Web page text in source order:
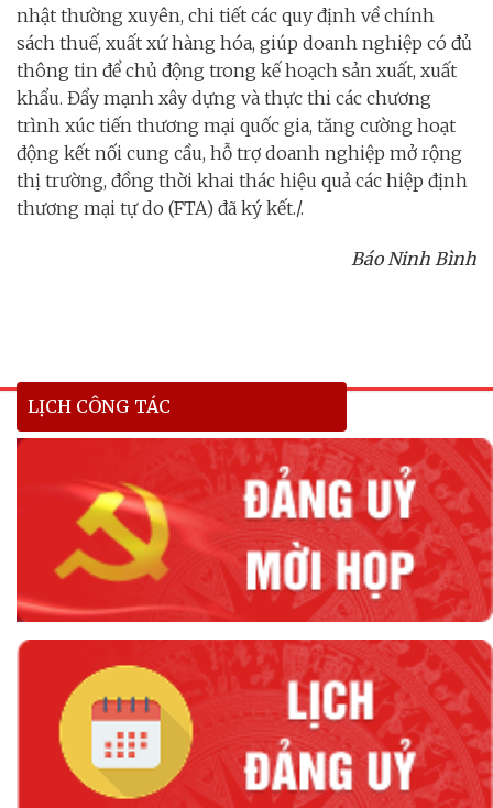
nhật thường xuyên, chi tiết các quy định về chính
sách thuế, xuất xứ hàng hóa, giúp doanh nghiệp có đủ
thông tin để chủ động trong kế hoạch sản xuất, xuất
khẩu. Đẩy mạnh xây dựng và thực thi các chương
trình xúc tiến thương mại quốc gia, tăng cường hoạt
động kết nối cung cầu, hỗ trợ doanh nghiệp mở rộng
thị trường, đồng thời khai thác hiệu quả các hiệp định
thương mại tự do (FTA) đã ký kết./.
Báo Ninh Bình
LỊCH CÔNG TÁC